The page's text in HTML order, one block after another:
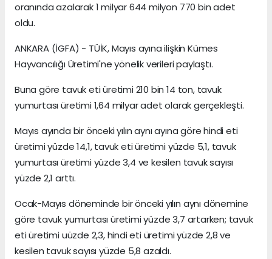
oranında azalarak 1 milyar 644 milyon 770 bin adet
oldu.
ANKARA (İGFA) - TÜİK, Mayıs ayına ilişkin Kümes
Hayvancılığı Üretimi'ne yönelik verileri paylaştı.
Buna göre tavuk eti üretimi 210 bin 14 ton, tavuk
yumurtası üretimi 1,64 milyar adet olarak gerçekleşti.
Mayıs ayında bir önceki yılın aynı ayına göre hindi eti
üretimi yüzde 14,1, tavuk eti üretimi yüzde 5,1, tavuk
yumurtası üretimi yüzde 3,4 ve kesilen tavuk sayısı
yüzde 2,1 arttı.
Ocak-Mayıs döneminde bir önceki yılın aynı dönemine
göre tavuk yumurtası üretimi yüzde 3,7 artarken; tavuk
eti üretimi uüzde 2,3, hindi eti üretimi yüzde 2,8 ve
kesilen tavuk sayısı yüzde 5,8 azaldı.